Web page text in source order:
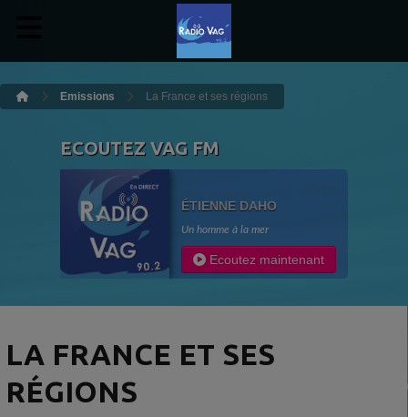
Emissions La France et ses régions
ECOUTEZ VAG FM
ÉTIENNE DAHO
Un homme à la mer
Ecoutez maintenant
LA FRANCE ET SES
RÉGIONS